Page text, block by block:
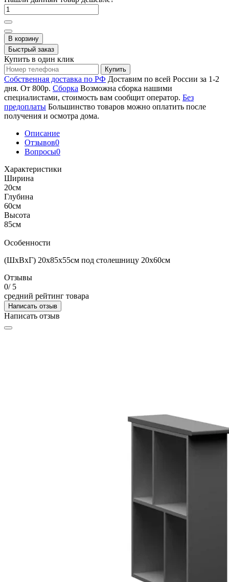
В корзину
Быстрый заказ
Купить в один клик
Купить
Собственная доставка по РФ Доставим по всей России за 1-2
дня. От 800р. Сборка Возможна сборка нашими
специалистами, стоимость вам сообщит оператор. Без
предоплаты Большинство товаров можно оплатить после
получения и осмотра дома.
Описание
Отзывов0
Вопросы0
Характеристики
Ширина
20см
Глубина
60см
Высота
85см
Особенности
(ШхВхГ) 20х85х55см под столешницу 20х60см
Отзывы
0/ 5
средний рейтинг товара
Написать отзыв
Написать отзыв